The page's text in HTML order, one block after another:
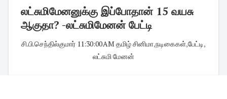
லட்சுமிமேனனுக்கு இப்போதான் 15 வயசு
ஆகுதா? -லட்சுமிமேனன் பேட்டி
சி.பி.செந்தில்குமார் 11:30:00 AM தமிழ் சினிமா,நடிகைகள்,பேட்டி,
லட்சுமி மேனன்